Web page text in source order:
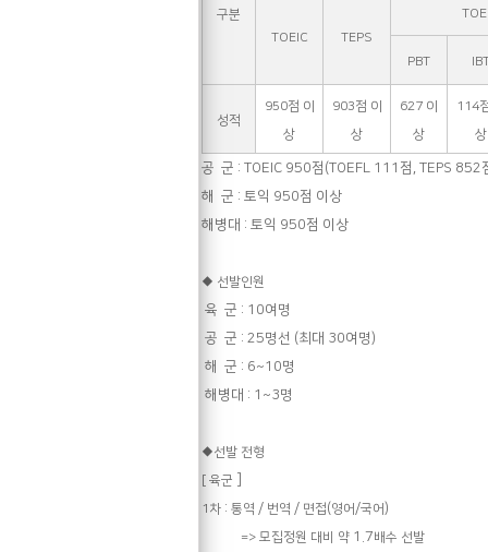
구분
TOEIC
TEPS
PBT
성적
950점 이
상
903점 이
상
627 이
상
114
상
공 군 : TOEIC 950점 (TOEFL 111 점 , TEPS 852
해
군 : 토익 950점 이상
해병대 : 토익 950점 이상
◆ 선발인원
육 군 : 10여명
공 군 : 25명선 (최대 30여명 )
해
군 : 6~10명
해병대 : 1~3명
◆선발 전형
[ 육군
1 차 : 통역 / 번역 / 면접(영어 /국어 )
=> 모집정원 대비 약 1.7배수 선발